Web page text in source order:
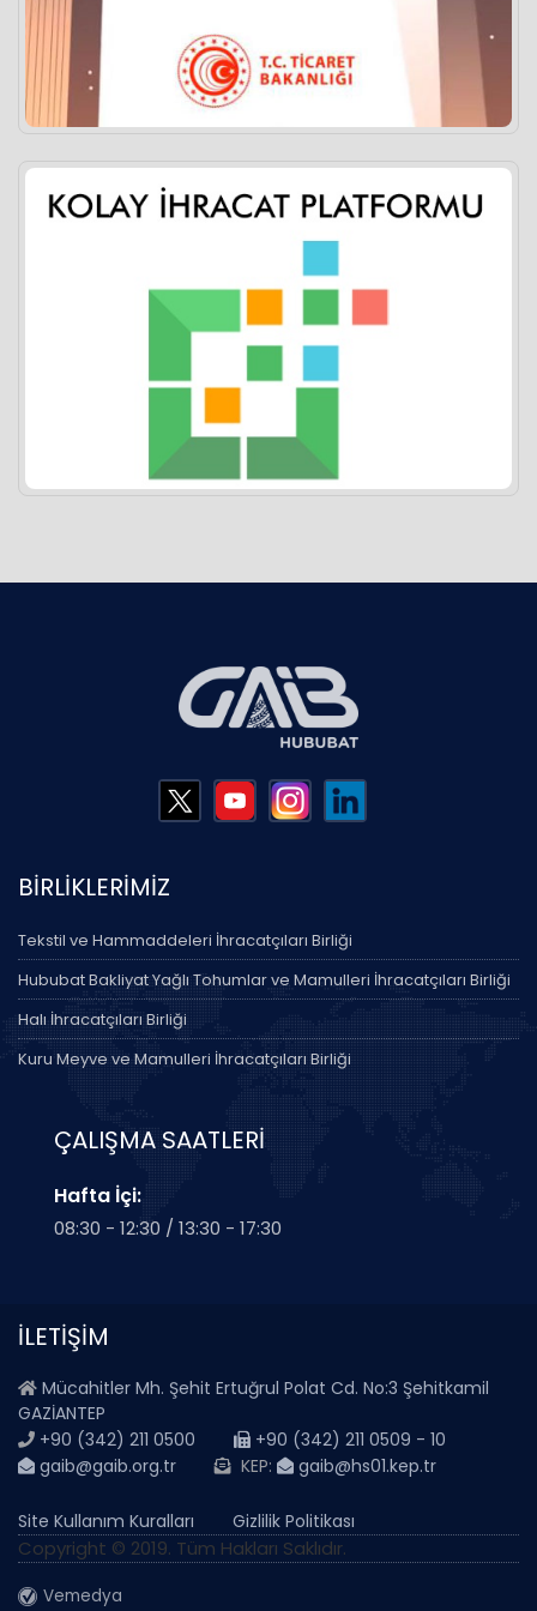
2026
Başvuru Devam Ediyor
6 Ağustos 2026 devamı..
ORGANİZASYONU
6 Ağustos 2026 devamı..
TCMB %3 Oranındaki Döviz Dönüşüm Desteğinin
Süresini Uzattı, Kuralları Yeniden Düzenledi
AB’nin Çin Menşeli Poliamid İplik İthalatına
Uygulayacağı Anti Damping Vergisi
AB’nin 17 Temmuz 2026 Tarihli ETS Revizyonu Taslağı
5 Ağustos 2026
23-26 Kasım 2026 Madrid/İspanya Yapı-İnşaat
5 Ağustos 2026 devamı..
UNESCAP Ticaretin Kolaylaştırılması Forumu ve
Kağıtsız Ticaret Haftası
5 Ağustos 2026 devamı..
IPA III Projesi - Mevcut Durum Analizi Anketi
İŞ DÜNYASI VE FİNANS SEKTÖRÜ GAZİANTEP
BULUŞMASI
3 Ağustos 2026 devamı..
Bazı Kanun ve Kanun Hükmünde Kararnamelerde
Sosyal Güvenlik ve Kamu Alımlarına İlişkin
Düzenleme Yapıldı
3 Ağustos 2026
BİRLİKLERİMİZ
Tekstil ve Hammaddeleri İhracatçıları Birliği
Hububat Bakliyat Yağlı Tohumlar ve Mamulleri İhracatçıları Birliği
Halı İhracatçıları Birliği
Kuru Meyve ve Mamulleri İhracatçıları Birliği
ÇALIŞMA SAATLERİ
Hafta İçi:
08:30 - 12:30 / 13:30 - 17:30
İLETİŞİM
Mücahitler Mh. Şehit Ertuğrul Polat Cd. No:3 Şehitkamil
GAZİANTEP
+90 (342) 211 0500
+90 (342) 211 0509 - 10
gaib@gaib.org.tr
KEP: gaib@hs01.kep.tr
Site Kullanım Kuralları Gizlilik Politikası
Copyright © 2019. Tüm Hakları Saklıdır.
Vemedya